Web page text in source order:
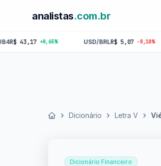
analistas.com.br
+0,65% USD/BRLR$ 5,07 -0,10%
Início Dicionário Letra V
Dicionário Financeiro